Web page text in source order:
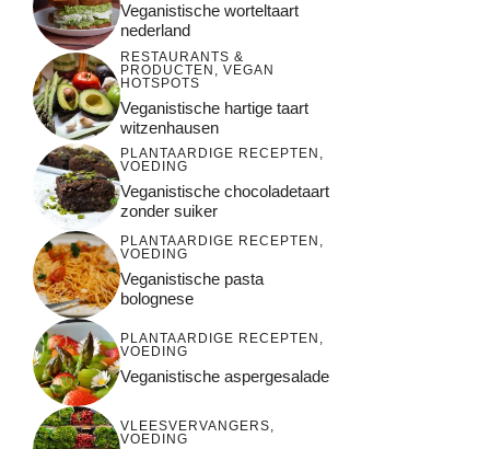
Veganistische worteltaart
nederland
RESTAURANTS &
PRODUCTEN , VEGAN
HOTSPOTS
Veganistische hartige taart
witzenhausen
PLANTAARDIGE RECEPTEN ,
VOEDING
Veganistische chocoladetaart
zonder suiker
PLANTAARDIGE RECEPTEN ,
VOEDING
Veganistische pasta
bolognese
PLANTAARDIGE RECEPTEN ,
VOEDING
Veganistische aspergesalade
VLEESVERVANGERS,
VOEDING